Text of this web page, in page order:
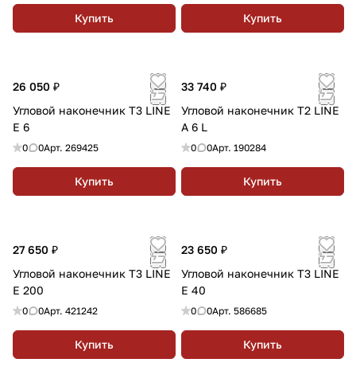
Купить Купить
26 050 ₽
Угловой наконечник T3 LINE
E 6
0 0Арт. 269425
Купить
33 740 ₽
Угловой наконечник T2 LINE
A 6 L
0 0Арт. 190284
Купить
27 650 ₽
Угловой наконечник T3 LINE
E 200
0 0Арт. 421242
Купить
23 650 ₽
Угловой наконечник T3 LINE
E 40
0 0Арт. 586685
Купить